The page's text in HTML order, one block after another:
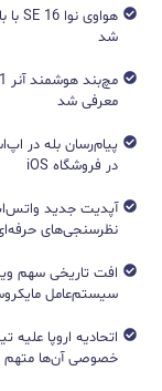
شد
معرفی شد
پیام‌رسان بله در
در فروشگاه iOS
نظرسنجی‌های
افت تاریخی سهم
سیستم‌عامل
اتحادیه اروپا
خصوصی آن‌ها